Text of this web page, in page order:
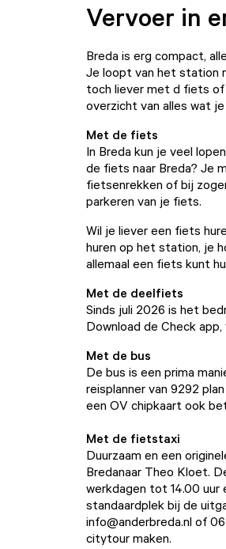
Vervoer in
Breda is erg compact,
Je loopt van het station
toch liever met d fiets of
overzicht van alles wat
Met de fiets
In Breda kun je veel
de fiets naar Breda? Je
fietsenrekken of bij
parkeren van je fiets.
Wil je liever een fiets
huren op het station, je
allemaal een fiets kunt
Met de deelfiets
Sinds juli 2026 is het
Download de Check
Met de bus
De bus is een prima
reisplanner van 9292
een OV chipkaart ook
Met de fietstaxi
Duurzaam en een
Bredanaar Theo Kloet.
werkdagen tot 14.00 uur
standaardplek bij de
info@anderbreda.nl of
citytour maken.